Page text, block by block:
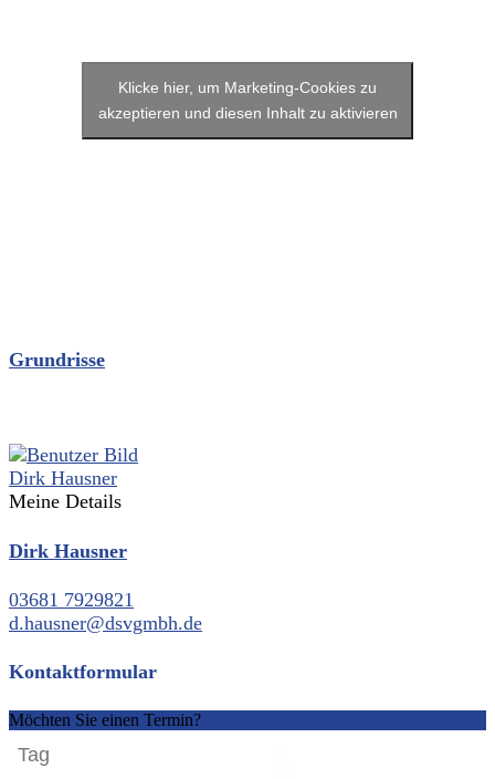
Klicke hier, um Marketing-Cookies zu
akzeptieren und diesen Inhalt zu aktivieren
Grundrisse
Dirk Hausner
Meine Details
Dirk Hausner
03681 7929821
d.hausner@dsvgmbh.de
Kontaktformular
Möchten Sie einen Termin?